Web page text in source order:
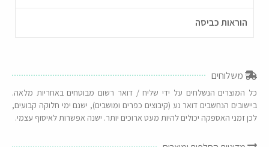
הוראות כביסה
משלוחים
כל המוצרים הנשלחים על ידי שליח / דואר רשום מבוטחים באחריות מלאה.
ביישובים הנחשבים דואר נע (קיבוצים כפרים ומושבים), ישנם ימי חלוקה קבועים,
לכן זמני האספקה יכולים להיות מעט ארוכים יותר. ישנה אפשרות לאיסוף עצמי.